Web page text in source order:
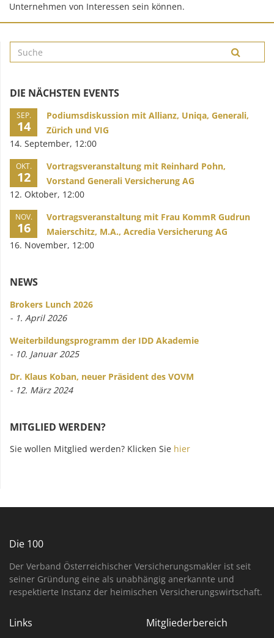
Unternehmen von Interessen sein können.
DIE NÄCHSTEN EVENTS
SEP.
14
Podiumsdiskussion mit Allianz, Uniqa, Generali,
Zürich und VIG
14. September, 12:00
OKT.
12
Vortragsveranstaltung mit Reinhard Pohn,
Vorstand Generali Versicherung AG
12. Oktober, 12:00
NOV.
16
Vortragsveranstaltung mit Frau KommR Gudrun
Maierschitz, M.A., Acredia Versicherung AG
16. November, 12:00
NEWS
Brokers Lunch 2026
- 1. April 2026
Weiterbildungsprogramm der IDD Akademie
- 10. Januar 2025
Dr. Klaus Koban, neuer Präsident des VOVM
- 12. März 2024
MITGLIED WERDEN?
Sie wollen Mitglied werden? Klicken Sie hier
Die 100
Der Verband Österreichischer Versicherungsmakler ist seit
seiner Gründung eine als unabhängig anerkannte und
respektierte Instanz der heimischen Versicherungswirtschaft.
Links Mitgliederbereich